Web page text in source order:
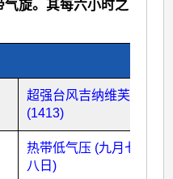
旋。其每六小时之
超强台风吉纳维芙
(1413)
热带低气压 (九月七日至
八日)